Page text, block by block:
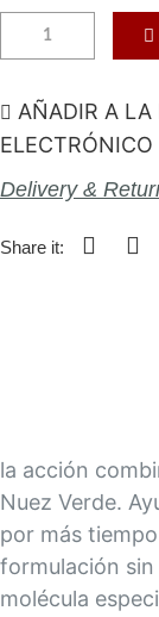
AÑADIR A LA
ELECTRÓNICO
Delivery &
Share it:
la acción
Nuez Verde.
por más
formulación
molécula